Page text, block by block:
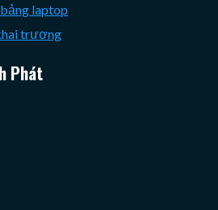
laptop
trương
Phát